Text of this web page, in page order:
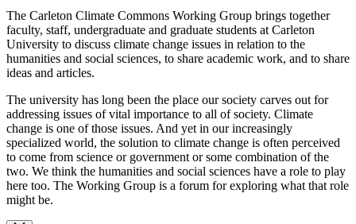
The Carleton Climate Commons Working Group brings together
faculty, staff, undergraduate and graduate students at Carleton
University to discuss climate change issues in relation to the
humanities and social sciences, to share academic work, and to share
ideas and articles.
The university has long been the place our society carves out for
addressing issues of vital importance to all of society. Climate
change is one of those issues. And yet in our increasingly
specialized world, the solution to climate change is often perceived
to come from science or government or some combination of the
two. We think the humanities and social sciences have a role to play
here too. The Working Group is a forum for exploring what that role
might be.